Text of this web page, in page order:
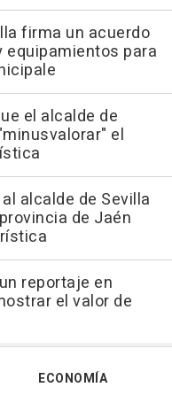
firma un acuerdo
equipamientos para
el alcalde de
el
alcalde de Sevilla
de Jaén
reportaje en
el valor de
ECONOMÍA